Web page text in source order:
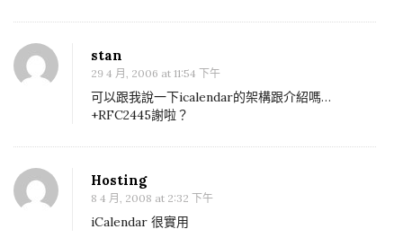
a
r
stan
29 4 月, 2006 at 11:54 下午
可以跟我說一下icalendar的架構跟介紹嗎…
+RFC2445謝啦？
Hosting
8 4 月, 2008 at 2:32 下午
iCalendar 很實用